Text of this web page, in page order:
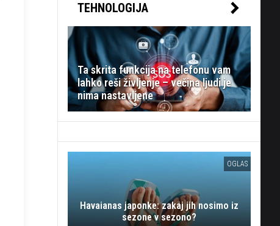
TEHNOLOGIJA
Ta skrita funkcija na telefonu vam
lahko reši življenje – večina ljudi je
nima nastavljene
OGLAS
Havaianas japonke: zakaj jih nosimo iz
sezone v sezono?